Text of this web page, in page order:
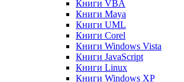
Книги VBA
Книги Maya
Книги UML
Книги Corel
Книги Windows Vista
Книги JavaScript
Книги Linux
Книги Windows XP